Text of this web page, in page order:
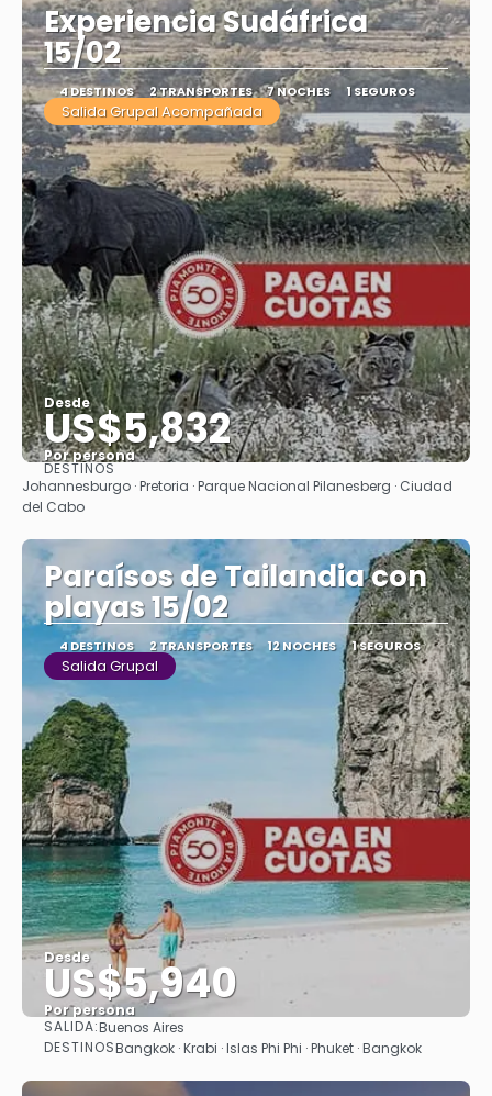
Experiencia Sudáfrica
15/02
4 DESTINOS 2 TRANSPORTES 7 NOCHES 1 SEGUROS
Salida Grupal Acompañada
Desde
US$5,832
Por persona
Ver
DESTINOS
Johannesburgo · Pretoria · Parque Nacional Pilanesberg · Ciudad
del Cabo
Paraísos de Tailandia con
playas 15/02
4 DESTINOS 2 TRANSPORTES 12 NOCHES 1 SEGUROS
Salida Grupal
Desde
US$5,940
Por persona
Ver
SALIDA:Buenos Aires
DESTINOSBangkok · Krabi · Islas Phi Phi · Phuket · Bangkok